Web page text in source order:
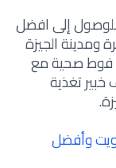
للوصول إلى افضل
ومدينة الجيزة
فوط صحية مع
تغذية
وأفضل